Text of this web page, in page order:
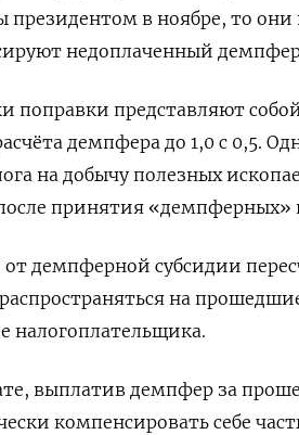
президентом в ноябре, то они
недоплаченный демпфер
поправки представляют
демпфера до 1,0 с 0,5.
на добычу полезных
принятия «демпферных»
демпферной субсидии
на
налогоплательщика.
выплатив демпфер за
компенсировать себе